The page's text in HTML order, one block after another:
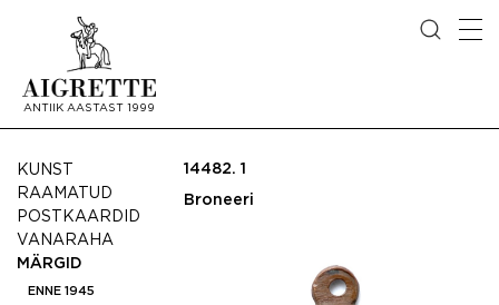
ANTIIK AASTAST 1999
KUNST
RAAMATUD
POSTKAARDID
VANARAHA
MÄRGID
ENNE 1945
14482. 1
Broneeri